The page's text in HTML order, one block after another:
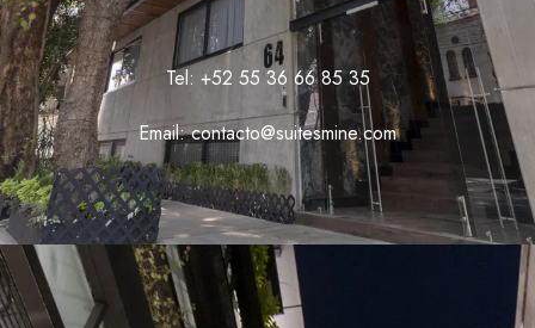
Tel: +52 55 36 66 85 35
Email: contacto@suitesmine.com